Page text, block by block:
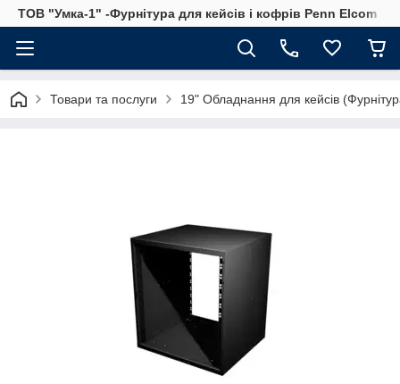
ТОВ "Умка-1" -Фурнітура для кейсів і кофрів Penn Elcom
Товари та послуги 19" Обладнання для кейсів